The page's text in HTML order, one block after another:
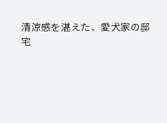
清涼感を湛えた、愛犬家の邸
宅